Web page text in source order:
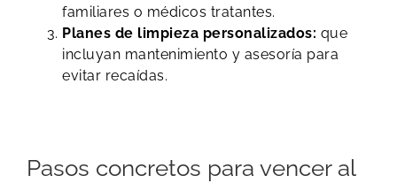
familiares o médicos tratantes.
Planes de limpieza personalizados: que
incluyan mantenimiento y asesoría para
evitar recaídas.
Pasos concretos para vencer al